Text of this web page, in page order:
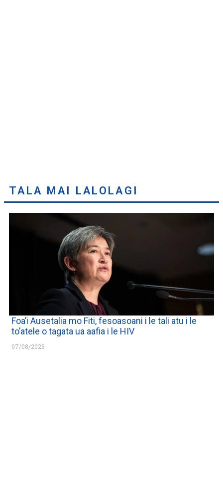
TALA MAI LALOLAGI
Foa’i Ausetalia mo Fiti, fesoasoani i le tali atu i le
to’atele o tagata ua aafia i le HIV
07/08/2026